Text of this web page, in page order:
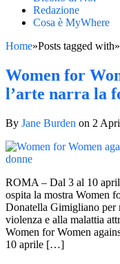
Redazione
Cosa è MyWhere
Home»Posts tagged with»
Women for
l’arte narra la
By Jane Burden on 2
ROMA – Dal 3 al 10
ospita la mostra Women
Donatella Gimigliano per
violenza e alla malattia
Women for Women
10 aprile […]